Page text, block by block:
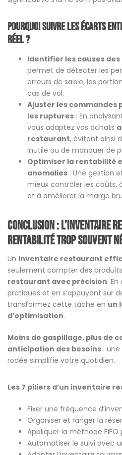
Pourquoi suivre les écarts
réel ?
Identifier les causes
permet de détecter les
erreurs de saisie, les
cas de vol.
Ajuster les commandes
les ruptures : En
vous adaptez vos achats
restaurant, évitant ainsi
inutile ou de manquer de
Optimiser la rentabilité
anomalies : Une gestion
mieux contrôler les coûts,
et à améliorer la marge
Conclusion : l’inventaire
rentabilité trop souvent
Un inventaire restaurant
seulement compter des produits
restaurant avec précision.
pratiques et en s’appuyant sur
transformez cette tâche en un
d’optimisation.
Moins de gaspillage, plus de
anticipation des besoins :
rodée simplifie votre quotidien.
Les 7 piliers d’un inventaire
Fixer une fréquence
Organiser et ranger la
Appliquer la méthode
Automatiser le suivi avec